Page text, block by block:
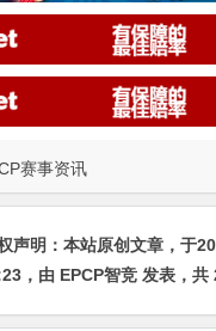
赛事资讯
声明：本站原创文章，于
，由 EPCP智竞 发表，共